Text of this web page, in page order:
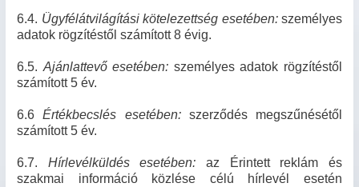
6.4. Ügyfélátvilágítási kötelezettség esetében:személyes
adatok rögzítéstől számított 8 évig.
6.5. Ajánlattevő esetében: személyes adatok rögzítéstől
számított 5 év.
6.6Értékbecslés esetében:szerződés megszűnésétől
számított 5 év.
6.7. Hírlevélküldés esetében: az Érintett reklám és
szakmai információ közlése célú hírlevél esetén